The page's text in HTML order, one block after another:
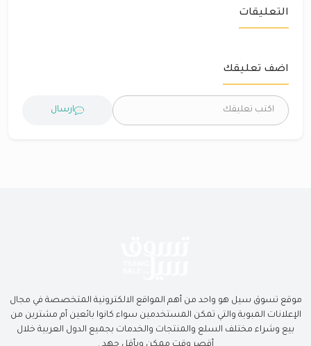
التعليقات
اضف تعليقك
ارسال
موقع تسوق سيل هو واحد من أهم المواقع الالكترونية المتخصصة في مجال
الإعلانات المبوبة والتي تمكن المستخدمين سواء كانوا بائعين أم مشترين من
بيع وشراء مختلف السلع والمنتجات والخدمات بجميع الدول العربية خلال